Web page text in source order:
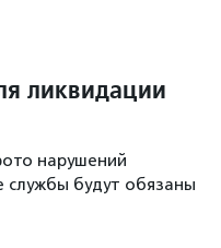
ликвидации
нарушений
службы будут обязаны